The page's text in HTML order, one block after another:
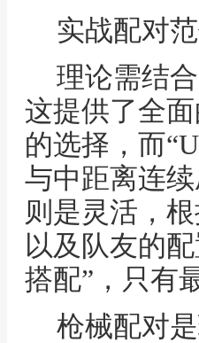
实战配对
理论需结
这提供了全
的选择，而
与中距离连
则是灵活，
以及队友的
搭配”，只有
枪械配对